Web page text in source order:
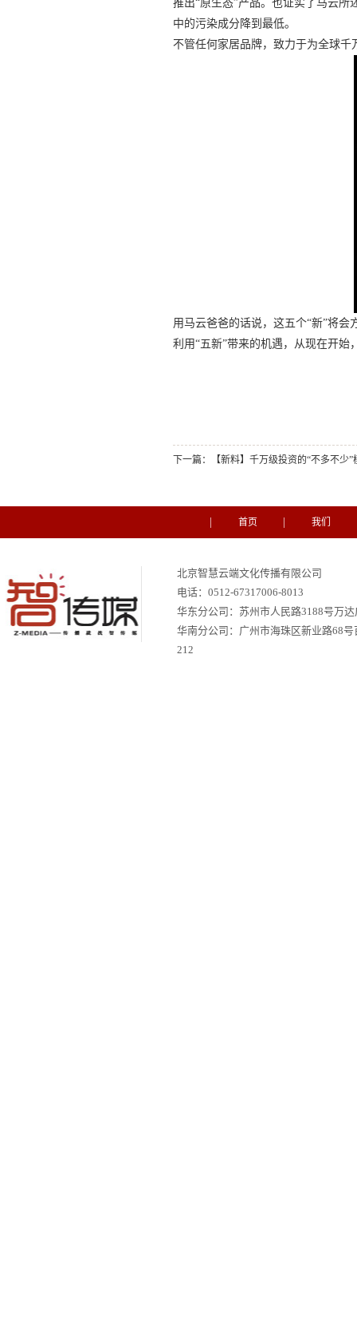
推出“原生态”产品。也证实了马云
中的污染成分降到最低。
不管任何家居品牌，致力于为全球
用马云爸爸的话说，这五个“新”将
利用“五新”带来的机遇，从现在开始
下一篇： 【新料】千万级投资的“不多不少
首页 我们
北京智慧云端文化传播有限公司
华东分公司：苏州市人民路3188号万达
华南分公司： 广州市海珠区新业路68
212
电话： 0512-67317006-8013